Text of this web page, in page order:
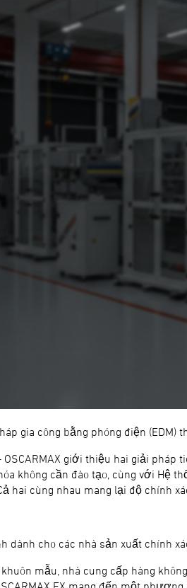
gia công bằng phóng điện
OSCARMAX giới thiệu hai giải
không cần đào tạo, cùng với Hệ
hai cùng nhau mang lại độ chính
dành cho các nhà sản xuất chính
mẫu, nhà cung cấp hàng